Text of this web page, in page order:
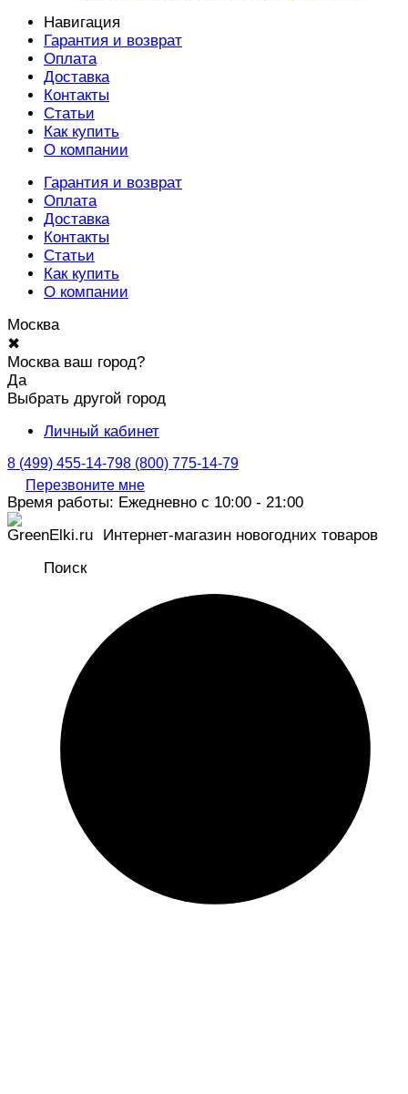
Навигация
Гарантия и возврат
Оплата
Доставка
Контакты
Статьи
Как купить
О компании
Гарантия и возврат
Оплата
Доставка
Контакты
Статьи
Как купить
О компании
Москва
✖
Москва ваш город?
Да
Выбрать другой город
Личный кабинет
8 (499) 455-14-798 (800) 775-14-79
Перезвоните мне
Время работы: Ежедневно с 10:00 - 21:00
Интернет-магазин новогодних товаров
Поиск